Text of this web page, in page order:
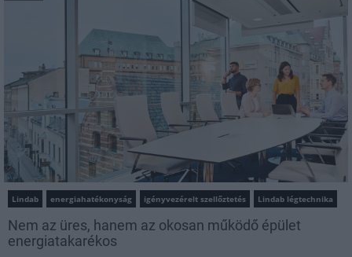
Lindab energiahatékonyság igényvezérelt szellőztetés Lindab légtechnika
Nem az üres, hanem az okosan működő épület
energiatakarékos